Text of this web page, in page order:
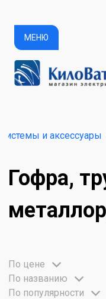
МЕНЮ
и аксессуары
Гофра,
По цене
По названию
По популярности